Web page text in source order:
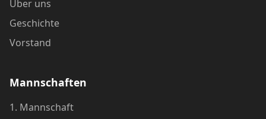
Über uns
Geschichte
Vorstand
Mannschaften
1. Mannschaft